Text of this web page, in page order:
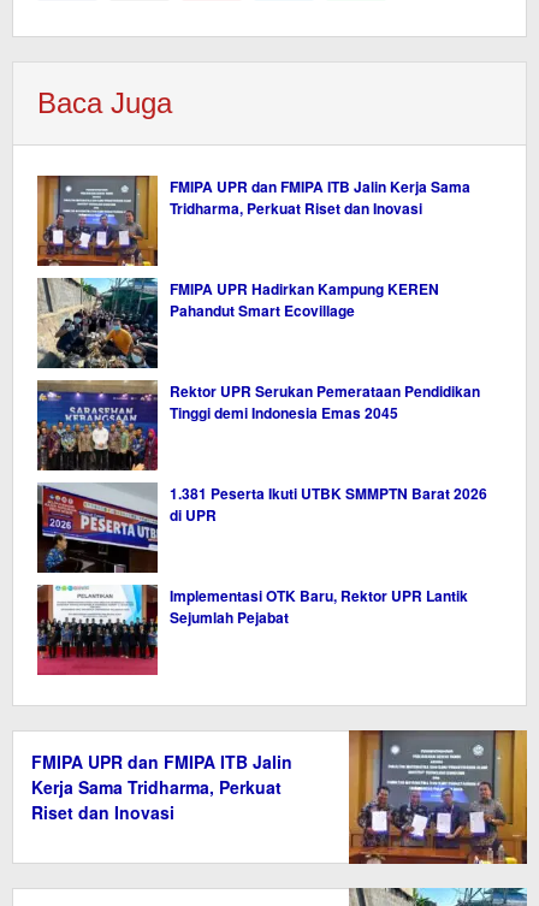
Baca Juga
FMIPA UPR dan FMIPA ITB Jalin Kerja Sama
Tridharma, Perkuat Riset dan Inovasi
FMIPA UPR Hadirkan Kampung KEREN
Pahandut Smart Ecovillage
Rektor UPR Serukan Pemerataan Pendidikan
Tinggi demi Indonesia Emas 2045
1.381 Peserta Ikuti UTBK SMMPTN Barat 2026
di UPR
Implementasi OTK Baru, Rektor UPR Lantik
Sejumlah Pejabat
FMIPA UPR dan FMIPA ITB Jalin
Kerja Sama Tridharma, Perkuat
Riset dan Inovasi